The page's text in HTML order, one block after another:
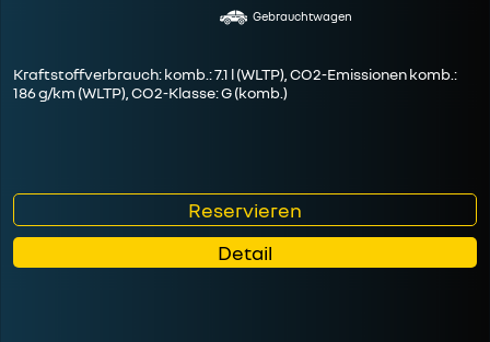
Gebrauchtwagen
Kraftstoffverbrauch: komb.: 7.1 l (WLTP), CO2-Emissionen komb.:
186 g/km (WLTP), CO2-Klasse: G (komb.)
Reservieren
Detail